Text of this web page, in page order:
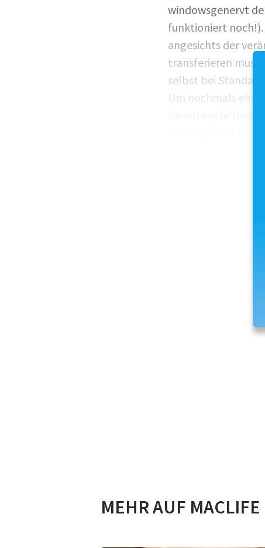
windowsgenervt
funktioniert noch!).
angesichts der
transferieren
selbst bei
Um nochmals
ich mich nicht und
MEHR AUF MACLIFE